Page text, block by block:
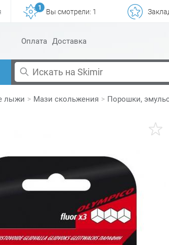
1
Вы смотрели: 1
Оплата Доставка
лыжи Мази скольжения Порошки,